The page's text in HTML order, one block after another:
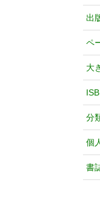
出
ペ
大
分
個
書